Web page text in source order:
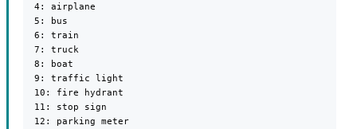
  4: airplane
  5: bus
  6: train
  7: truck
  8: boat
  9: traffic light
  10: fire hydrant
  11: stop sign
  12: parking meter